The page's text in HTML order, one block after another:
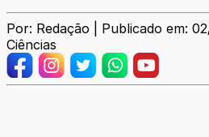
Por: Redação | Publicado em:
Ciências